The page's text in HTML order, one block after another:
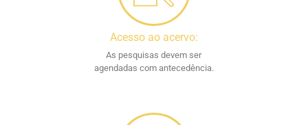
Acesso ao acervo:
As pesquisas devem ser
agendadas com antecedência.